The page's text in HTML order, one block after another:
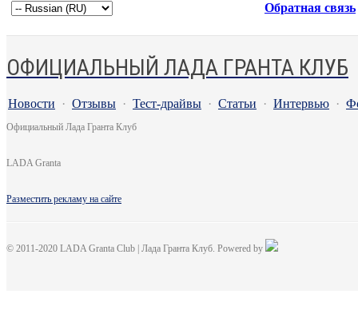
Обратная связь
ОФИЦИАЛЬНЫЙ ЛАДА ГРАНТА КЛУБ
Новости · Отзывы · Тест-драйвы · Статьи · Интервью ·
Официальный Лада Гранта Клуб
LADA Granta
Разместить рекламу на сайте
© 2011-2020 LADA Granta Club | Лада Гранта Клуб. Powered by